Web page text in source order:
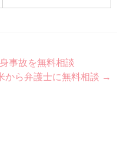
事故を無料相談
から弁護士に無料相談 →